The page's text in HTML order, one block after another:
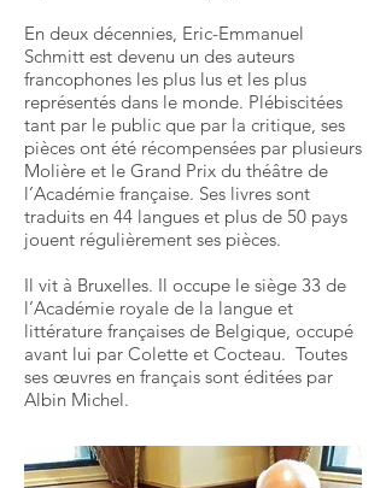
En deux décennies, Eric-Emmanuel
Schmitt est devenu un des auteurs
francophones les plus lus et les plus
représentés dans le monde. Plébiscitées
tant par le public que par la critique, ses
pièces ont été récompensées par plusieurs
Molière et le Grand Prix du théâtre de
l’Académie française. Ses livres sont
traduits en 44 langues et plus de 50 pays
jouent régulièrement ses pièces.
Il vit à Bruxelles. Il occupe le siège 33 de
l’Académie royale de la langue et
littérature françaises de Belgique, occupé
avant lui par Colette et Cocteau. Toutes
ses œuvres en français sont éditées par
Albin Michel.